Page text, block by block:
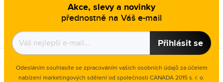
Akce, slevy a novinky
přednostně na Váš e-mail
Přihlásit se
Odesláním souhlasíte se zpracováním vašich osobních údajů za účelem
nabízení marketingových sdělení od společnosti CANADA 2015 s. r. o.